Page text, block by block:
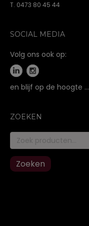
T. 0473 80 45 44
SOCIAL MEDIA
Volg ons ook op:
en blijf op de hoogte …
ZOEKEN
Zoeken
naar:
Zoeken